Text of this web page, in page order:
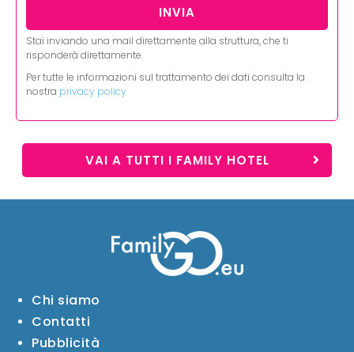
Stai inviando una mail direttamente alla struttura, che ti
risponderà direttamente.
Per tutte le informazioni sul trattamento dei dati consulta la
nostra privacy policy
VAI A TUTTI I FAMILY HOTEL
Chi siamo
Contatti
Pubblicità